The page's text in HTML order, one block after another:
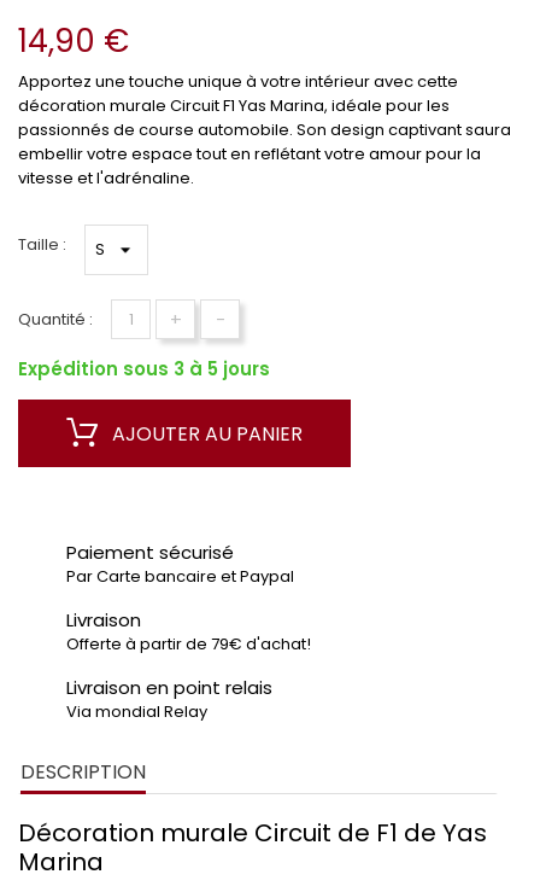
14,90 €
Apportez une touche unique à votre intérieur avec cette
décoration murale Circuit F1 Yas Marina, idéale pour les
passionnés de course automobile. Son design captivant saura
embellir votre espace tout en reflétant votre amour pour la
vitesse et l'adrénaline.
Taille :
Quantité : +
-
Expédition sous 3 à 5 jours
AJOUTER AU PANIER
Paiement sécurisé
Par Carte bancaire et Paypal
Livraison
Offerte à partir de 79€ d'achat!
Livraison en point relais
Via mondial Relay
DESCRIPTION
Décoration murale Circuit de F1 de Yas
Marina